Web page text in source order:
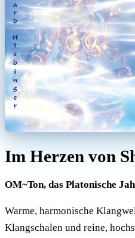
Im Herzen von
OM~Ton, das Platonische
Warme, harmonische
Klangschalen und reine,